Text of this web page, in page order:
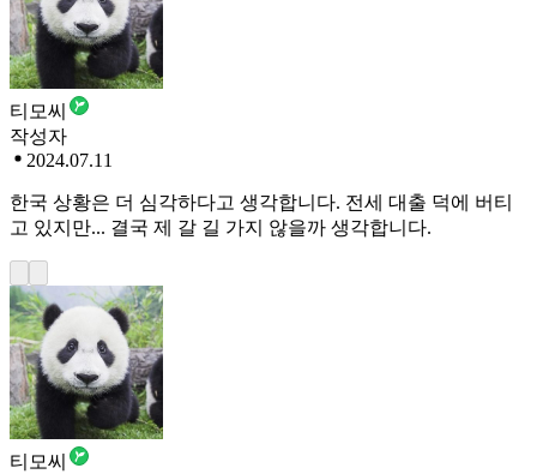
티모씨
작성자
2024.07.11
한국 상황은 더 심각하다고 생각합니다. 전세 대출 덕에 버티
고 있지만... 결국 제 갈 길 가지 않을까 생각합니다.
티모씨